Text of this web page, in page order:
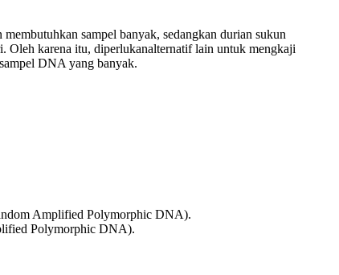
sampel banyak, sedangkan durian sukun
Oleh karena itu, diperlukanalternatif lain untuk mengkaji
DNA yang banyak.
Amplified Polymorphic DNA).
Polymorphic DNA).